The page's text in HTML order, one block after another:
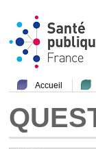
Accueil